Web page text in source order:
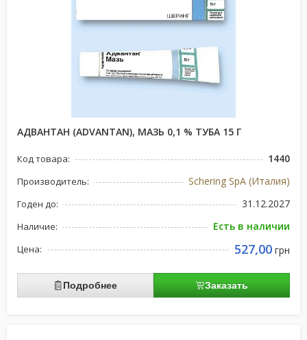
АДВАНТАН (ADVANTAN), МАЗЬ 0,1 % ТУБА 15 Г
Код товара: 1440
Производитель: Schering SpA (Италия)
Годен до: 31.12.2027
Наличие: Есть в наличии
Цена: 527,00 грн
Подробнее Заказать